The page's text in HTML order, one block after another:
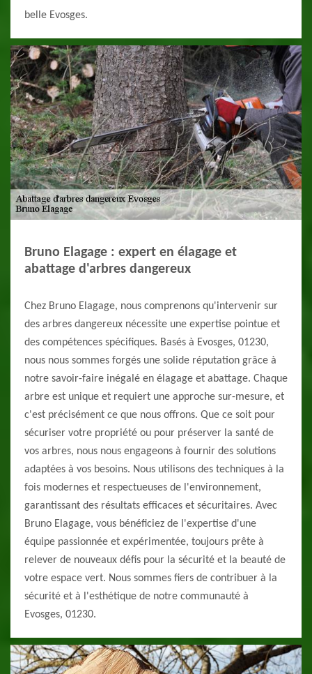
belle Evosges.
Bruno Elagage : expert en élagage et
abattage d'arbres dangereux
Chez Bruno Elagage, nous comprenons qu'intervenir sur
des arbres dangereux nécessite une expertise pointue et
des compétences spécifiques. Basés à Evosges, 01230,
nous nous sommes forgés une solide réputation grâce à
notre savoir-faire inégalé en élagage et abattage. Chaque
arbre est unique et requiert une approche sur-mesure, et
c'est précisément ce que nous offrons. Que ce soit pour
sécuriser votre propriété ou pour préserver la santé de
vos arbres, nous nous engageons à fournir des solutions
adaptées à vos besoins. Nous utilisons des techniques à la
fois modernes et respectueuses de l'environnement,
garantissant des résultats efficaces et sécuritaires. Avec
Bruno Elagage, vous bénéficiez de l'expertise d'une
équipe passionnée et expérimentée, toujours prête à
relever de nouveaux défis pour la sécurité et la beauté de
votre espace vert. Nous sommes fiers de contribuer à la
sécurité et à l'esthétique de notre communauté à
Evosges, 01230.